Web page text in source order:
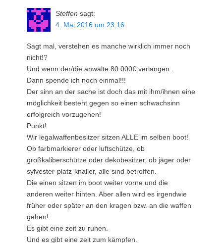
Steffen sagt:
4. Mai 2016 um 23:16
Sagt mal, verstehen es manche wirklich immer noch
nicht!?
Und wenn der/die anwälte 80.000€ verlangen.
Dann spende ich noch einmal!!!
Der sinn an der sache ist doch das mit ihm/ihnen eine
möglichkeit besteht gegen so einen schwachsinn
erfolgreich vorzugehen!
Punkt!
Wir legalwaffenbesitzer sitzen ALLE im selben boot!
Ob farbmarkierer oder luftschütze, ob
großkaliberschütze oder dekobesitzer, ob jäger oder
sylvester-platz-knaller, alle sind betroffen.
Die einen sitzen im boot weiter vorne und die
anderen weiter hinten. Aber allen wird es irgendwie
früher oder später an den kragen bzw. an die waffen
gehen!
Es gibt eine zeit zu ruhen.
Und es gibt eine zeit zum kämpfen.